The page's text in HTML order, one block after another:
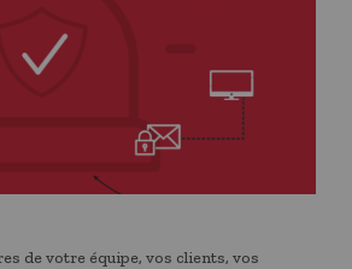
de votre équipe, vos clients, vos